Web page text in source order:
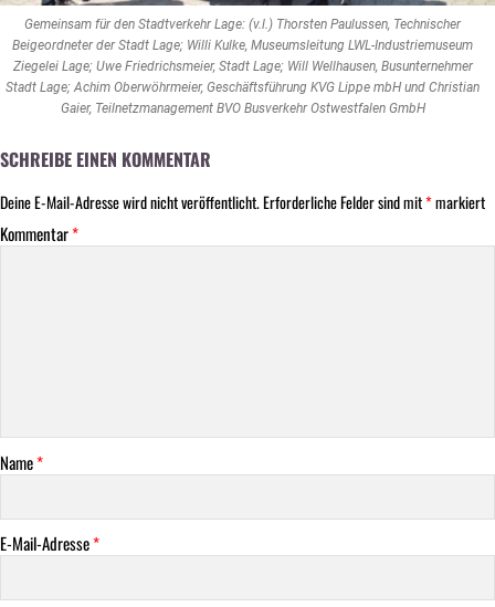
Gemeinsam für den Stadtverkehr Lage: (v.l.) Thorsten Paulussen, Technischer
Beigeordneter der Stadt Lage; Willi Kulke, Museumsleitung LWL-Industriemuseum
Ziegelei Lage; Uwe Friedrichsmeier, Stadt Lage; Will Wellhausen, Busunternehmer
Stadt Lage; Achim Oberwöhrmeier, Geschäftsführung KVG Lippe mbH und Christian
Gaier, Teilnetzmanagement BVO Busverkehr Ostwestfalen GmbH
SCHREIBE EINEN KOMMENTAR
Deine E-Mail-Adresse wird nicht veröffentlicht.Erforderliche Felder sind mit*markiert
Kommentar*
Name*
E-Mail-Adresse*